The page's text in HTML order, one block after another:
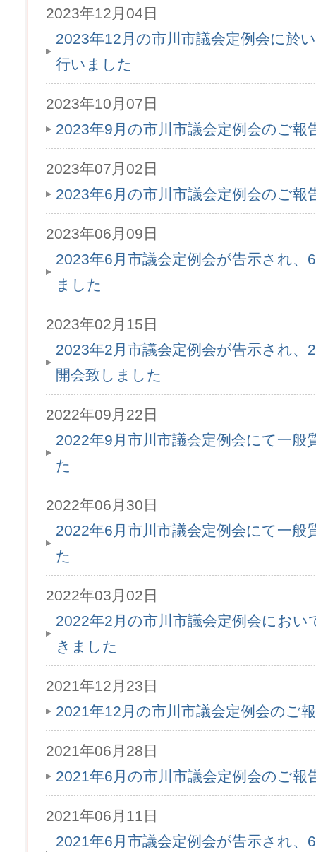
2023年12月04日
2023年12月の市川市議会定例会に於
行いました
2023年10月07日
2023年9月の市川市議会定例会のご報
2023年07月02日
2023年6月の市川市議会定例会のご報
2023年06月09日
2023年6月市議会定例会が告示され、
ました
2023年02月15日
2023年2月市議会定例会が告示され、
開会致しました
2022年09月22日
2022年9月市川市議会定例会にて一般
た
2022年06月30日
2022年6月市川市議会定例会にて一般
た
2022年03月02日
2022年2月の市川市議会定例会におい
きました
2021年12月23日
2021年12月の市川市議会定例会のご
2021年06月28日
2021年6月の市川市議会定例会のご報
2021年06月11日
2021年6月市議会定例会が告示され、